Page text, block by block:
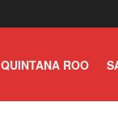
QUINTANA ROO